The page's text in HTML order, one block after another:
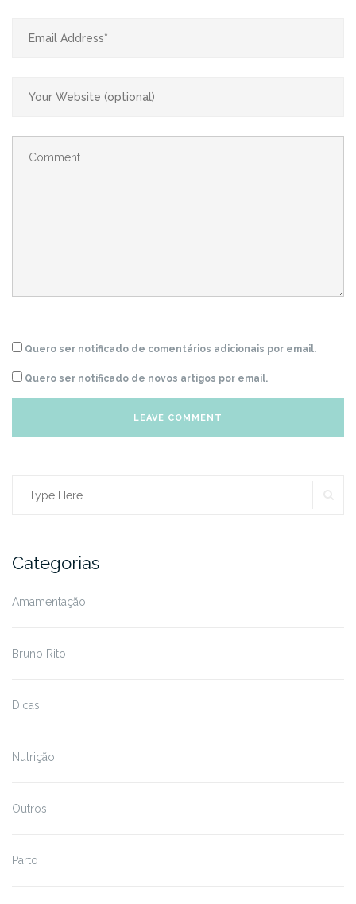
Quero ser notificado de comentários adicionais por email.
Quero ser notificado de novos artigos por email.
Search
Categorias
Amamentação
Bruno Rito
Dicas
Nutrição
Outros
Parto